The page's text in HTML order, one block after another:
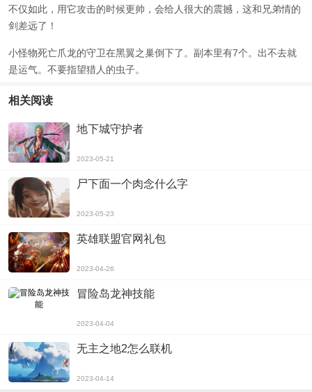
不仅如此，用它攻击的时候更帅，会给人很大的震撼，这和兄弟情的
剑差远了！
小怪物死亡爪龙的守卫在黑翼之巢倒下了。副本里有7个。出不去就
是运气。不要指望猎人的虫子。
相关阅读
地下城守护者
2023-05-21
尸下面一个肉念什么字
2023-05-23
英雄联盟官网礼包
2023-04-26
冒险岛龙神技能
2023-04-04
无主之地2怎么联机
2023-04-14